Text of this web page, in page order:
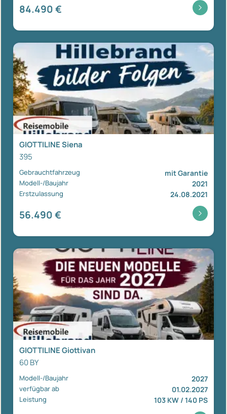
84.490 €
GIOTTILINE Siena
395
Gebrauchtfahrzeug mit Garantie
Modell-/Baujahr 2021
Erstzulassung 24.08.2021
56.490 €
GIOTTILINE Giottivan
60 BY
Modell-/Baujahr 2027
verfügbar ab 01.02.2027
Leistung 103 KW / 140 PS